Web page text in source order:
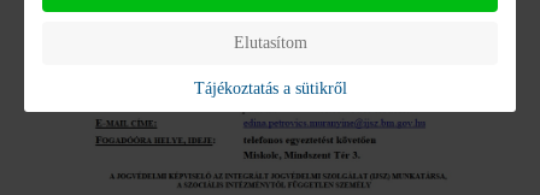
Elutasítom
Tájékoztatás a sütikről